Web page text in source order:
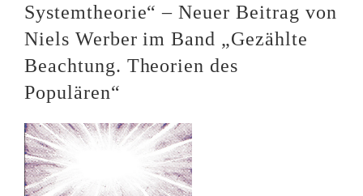
Systemtheorie“ – Neuer Beitrag von
Niels Werber im Band „Gezählte
Beachtung. Theorien des
Populären“